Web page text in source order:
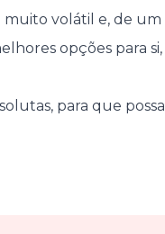
muito volátil e, de um
opções para si,
para que possa